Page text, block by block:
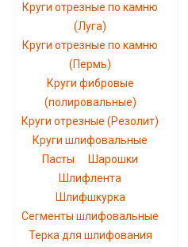
Круги отрезные по камню
(Луга)
Круги отрезные по камню
(Пермь)
Круги фибровые
(полировальные)
Круги отрезные (Резолит)
Круги шлифовальные
Пасты
Шарошки
Шлифлента
Шлифшкурка
Сегменты шлифовальные
Терка для шлифования